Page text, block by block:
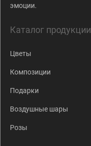
эмоции.
Каталог продукции
Цветы
Композиции
Подарки
Воздушные шары
Розы